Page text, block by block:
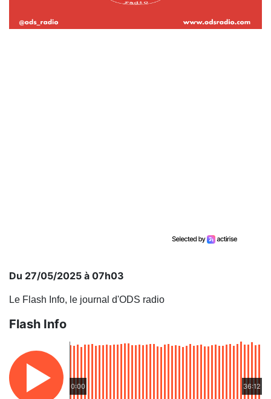
Du 27/05/2025 à 07h03
Le Flash Info, le journal d'ODS radio
Flash Info
0:00 36:12